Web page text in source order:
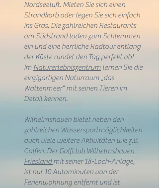
Nordseeluft. Mieten Sie sich einen
Strandkorb oder legen Sie sich einfach
ins Gras. Die zahlreichen Restaurants
am Südstrand laden zum Schlemmen
ein und eine herrliche Radtour entlang
der Küste rundet den Tag perfekt ab!
Im Naturerlebniszentrum lernen Sie die
einzigartigen Naturraum „das
Wattenmeer“ mit seinen Tieren im
Detail kennen.
Wilhelmshaven bietet neben den
zahlreichen Wassersportmöglichkeiten
auch viele weitere Aktivitäten wie z.B.
Golfen. DerGolfclub Wilhelmshaven-
Frieslandmit seiner 18-Loch-Anlage,
ist nur 10 Autominuten von der
Ferienwohnung entfernt und ist